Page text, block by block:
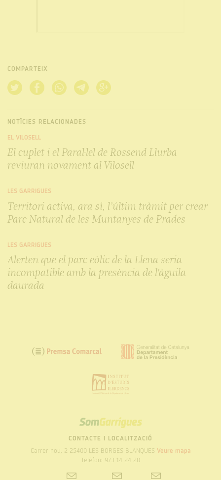
COMPARTEIX
NOTÍCIES RELACIONADES
EL VILOSELL
El cuplet i el Paral·lel de Rossend Llurba
reviuran novament al Vilosell
LES GARRIGUES
Territori activa, ara sí, l’últim tràmit per crear
Parc Natural de les Muntanyes de Prades
LES GARRIGUES
Alerten que el parc eòlic de la Llena seria
incompatible amb la presència de l'àguila
daurada
SOM
GARRIGUES
CONTACTE I LOCALITZACIÓ
Carrer nou, 2 25400 LES BORGES BLANQUES Veure mapa
Telèfon: 973 14 24 20